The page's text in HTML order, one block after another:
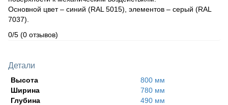
Основной цвет – синий (RAL 5015), элементов – серый (RAL
7037).
0/5 (0 отзывов)
Детали
Высота
800 мм
Ширина
780 мм
Глубина
490 мм